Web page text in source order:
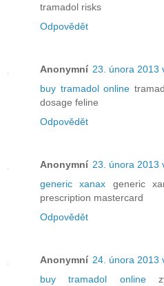
tramadol risks
Odpovědět
Anonymní 23. února 2013
buy tramadol online
dosage feline
Odpovědět
Anonymní 23. února 2013
generic xanax generic
prescription mastercard
Odpovědět
Anonymní 24. února 2013
buy tramadol online